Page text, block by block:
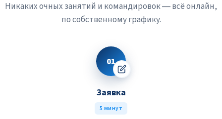
Никаких очных занятий и командировок — всё онлайн,
по собственному графику.
01
Заявка
5 минут